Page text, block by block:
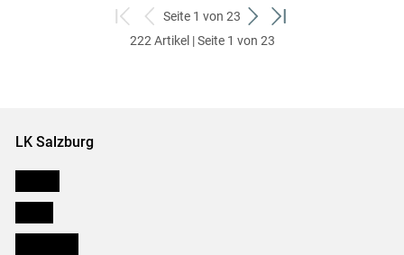
zum
ersten
zurück
zum
Seite 1 von 23
weiter
zum
zum
222 Artikel | Seite 1 von 23
LK Salzburg